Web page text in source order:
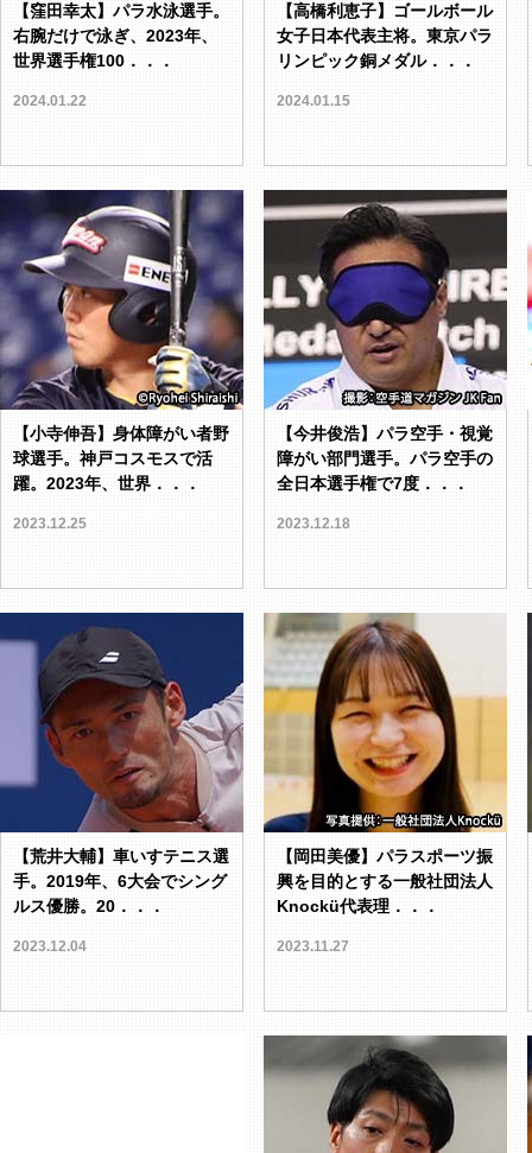
【窪田幸太】パラ水泳選手。
右腕だけで泳ぎ、2023年、
世界選手権100．．．
2024.01.22
【高橋利恵子】ゴールボール
女子日本代表主将。東京パラ
リンピック銅メダル．．．
2024.01.15
【小寺伸吾】身体障がい者野
球選手。神戸コスモスで活
躍。2023年、世界．．．
2023.12.25
【今井俊浩】パラ空手・視覚
障がい部門選手。パラ空手の
全日本選手権で7度．．．
2023.12.18
【荒井大輔】車いすテニス選
手。2019年、6大会でシング
ルス優勝。20．．．
2023.12.04
【岡田美優】パラスポーツ振
興を目的とする一般社団法人
Knockü代表理．．．
2023.11.27